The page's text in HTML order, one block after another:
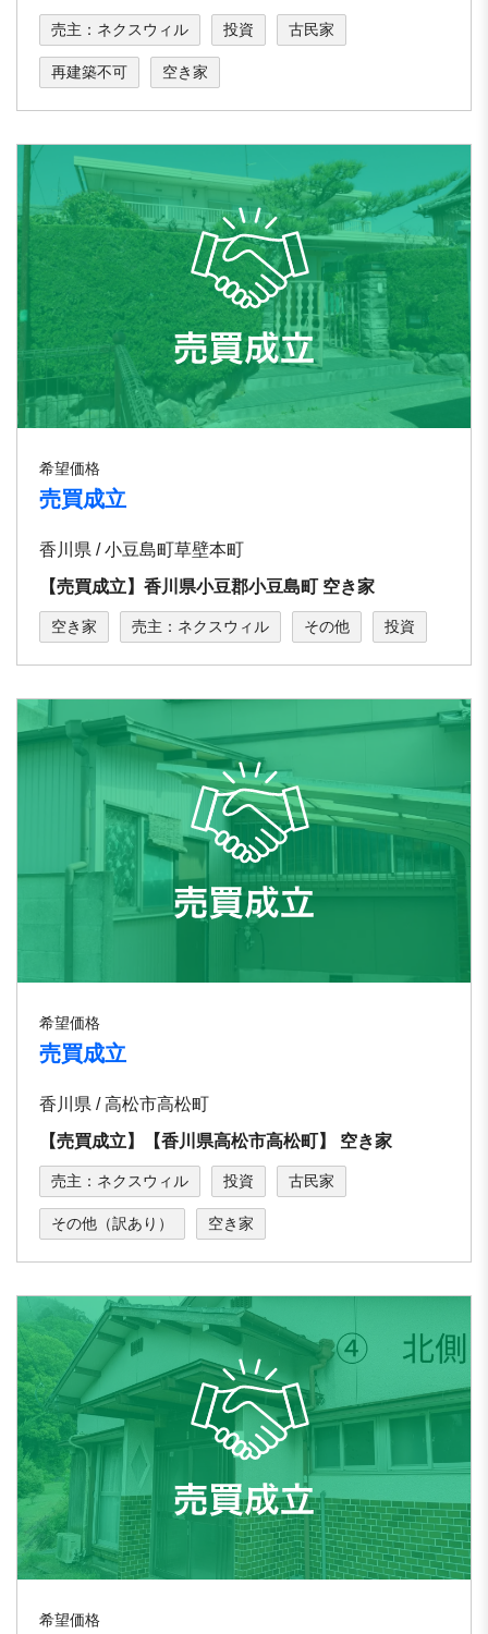
売主：ネクスウィル 投資 古民家
再建築不可 空き家
希望価格
売買成立
香川県 / 小豆島町草壁本町
【売買成立】香川県小豆郡小豆島町 空き家
空き家 売主：ネクスウィル その他 投資
希望価格
売買成立
香川県 / 高松市高松町
【売買成立】【⾹川県⾼松市⾼松町】 空き家
売主：ネクスウィル 投資 古民家
その他（訳あり） 空き家
希望価格